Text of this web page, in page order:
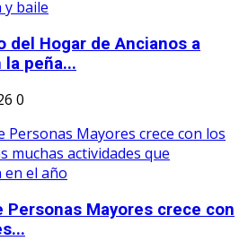
del Hogar de Ancianos a
peña...
0
Personas Mayores crece con